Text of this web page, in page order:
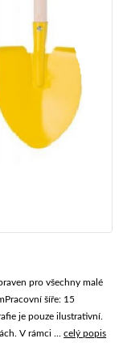
pro všechny malé
šíře: 15
je pouze ilustrativní.
V rámci ...celý popis